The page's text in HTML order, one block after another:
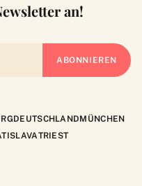
DEUTSCHLANDMÜNCHEN
TRIEST
an!